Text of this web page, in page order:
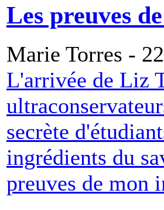
Les preuves
Marie Torres -
L'arrivée de Liz
secrète
ingrédients du
preuves de mon